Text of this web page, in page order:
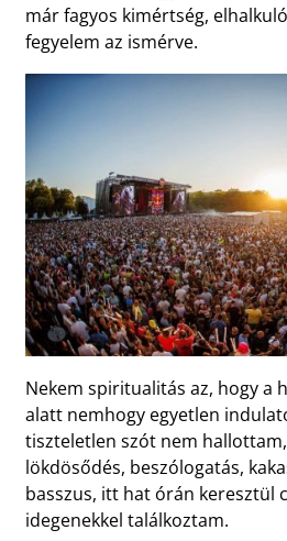
már fagyos kimértség,
fegyelem az ismérve.
Nekem spiritualitás az, hogy a
alatt nemhogy egyetlen
tiszteletlen szót nem
lökdösődés, beszólogatás,
basszus, itt hat órán keresztül
idegenekkel találkoztam.